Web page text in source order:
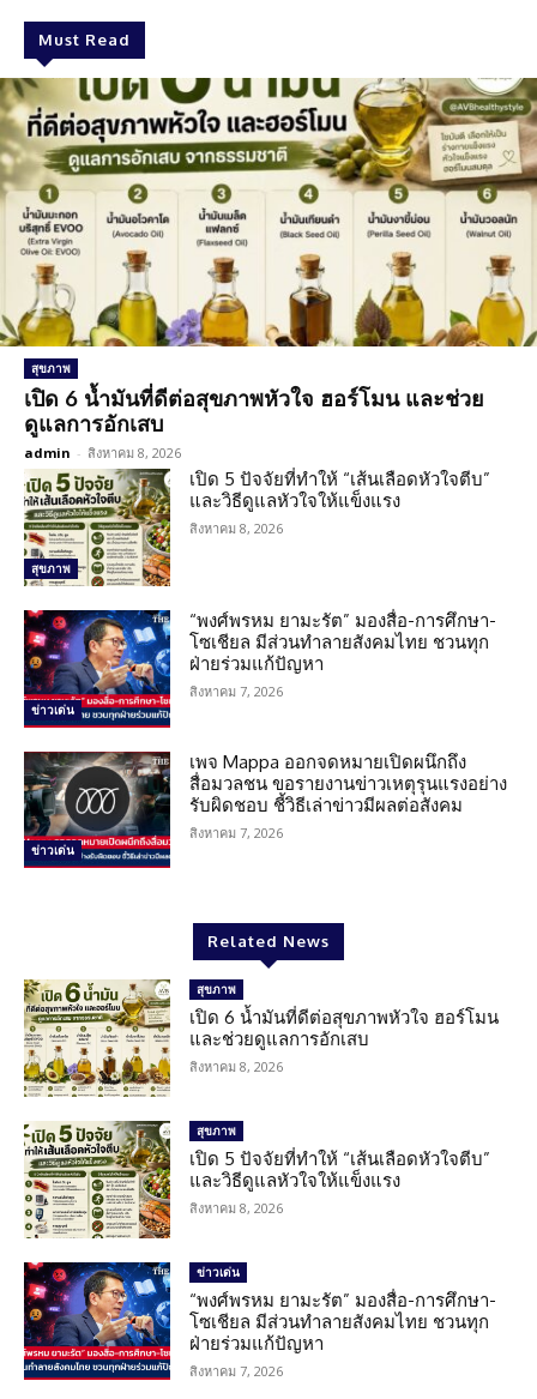
Must Read
สุขภาพ
เปิด 6 น้ำมันที่ดีต่อสุขภาพหัวใจ ฮอร์โมน และช่วย
ดูแลการอักเสบ
admin - สิงหาคม 8, 2026
สุขภาพ
เปิด 5 ปัจจัยที่ทำให้ “เส้นเลือดหัวใจตีบ”
และวิธีดูแลหัวใจให้แข็งแรง
สิงหาคม 8, 2026
ข่าวเด่น
“พงศ์พรหม ยามะรัต” มองสื่อ-การศึกษา-
โซเชียล มีส่วนทำลายสังคมไทย ชวนทุก
ฝ่ายร่วมแก้ปัญหา
สิงหาคม 7, 2026
ข่าวเด่น
เพจ Mappa ออกจดหมายเปิดผนึกถึง
สื่อมวลชน ขอรายงานข่าวเหตุรุนแรงอย่าง
รับผิดชอบ ชี้วิธีเล่าข่าวมีผลต่อสังคม
สิงหาคม 7, 2026
Related News
สุขภาพ
เปิด 6 น้ำมันที่ดีต่อสุขภาพหัวใจ ฮอร์โมน
และช่วยดูแลการอักเสบ
สิงหาคม 8, 2026
สุขภาพ
เปิด 5 ปัจจัยที่ทำให้ “เส้นเลือดหัวใจตีบ”
และวิธีดูแลหัวใจให้แข็งแรง
สิงหาคม 8, 2026
ข่าวเด่น
“พงศ์พรหม ยามะรัต” มองสื่อ-การศึกษา-
โซเชียล มีส่วนทำลายสังคมไทย ชวนทุก
ฝ่ายร่วมแก้ปัญหา
สิงหาคม 7, 2026